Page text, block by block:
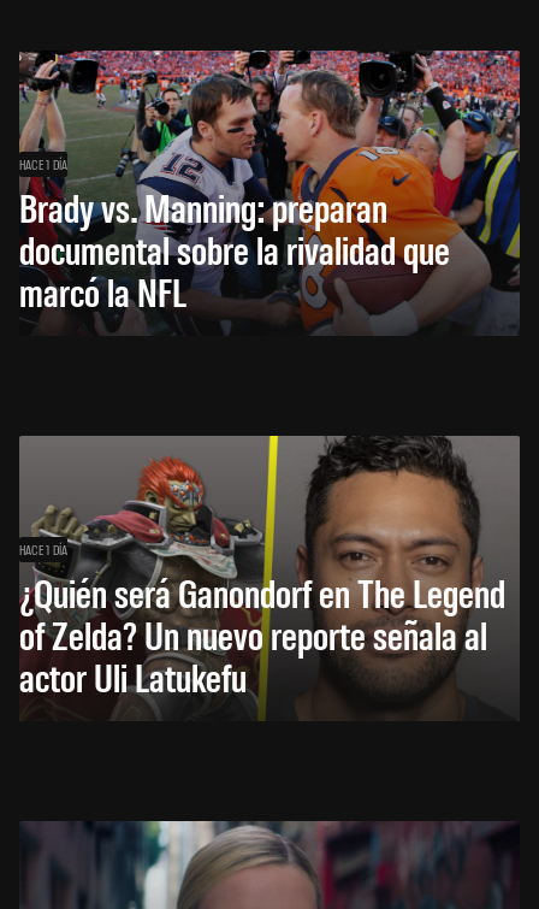
HACE 1 DÍA
Brady vs. Manning: preparan
documental sobre la rivalidad que
marcó la NFL
HACE 1 DÍA
¿Quién será Ganondorf en The Legend
of Zelda? Un nuevo reporte señala al
actor Uli Latukefu